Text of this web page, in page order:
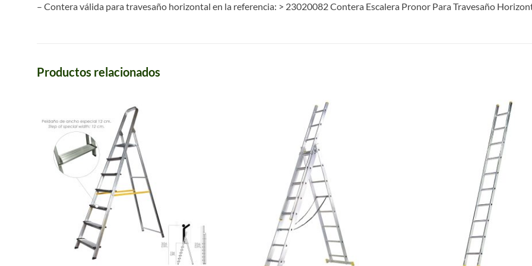
– Contera válida para travesaño horizontal en la referencia: > 23020082 Contera Escalera Pronor Para Travesaño
Productos relacionados